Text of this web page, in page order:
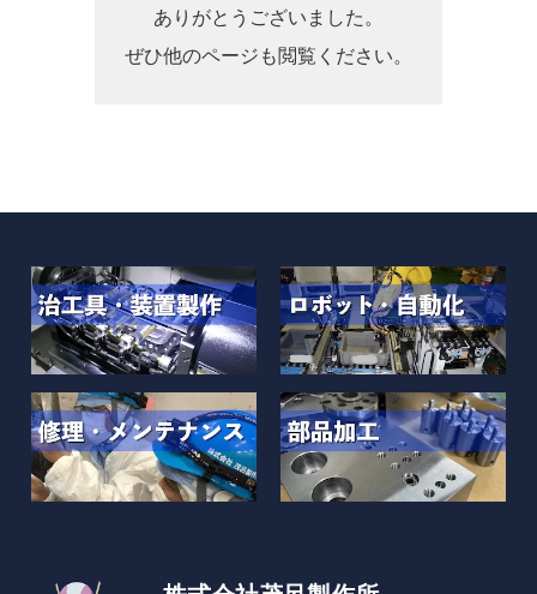
ありがとうございました。
ぜひ他のページも閲覧ください。